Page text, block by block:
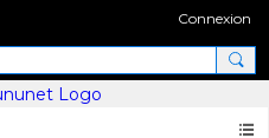
Connexion